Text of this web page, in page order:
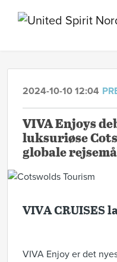
2024-10-10 12:04
VIVA Enjoys
luksuriøse
globale
VIVA CRUISES
VIVA Enjoy er det